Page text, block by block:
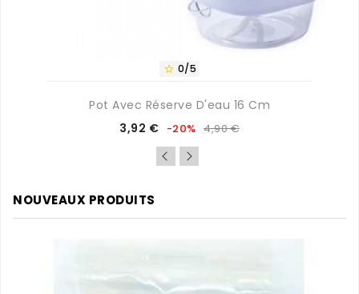
 0/5
Pot Avec Réserve D'eau 16 Cm
Prix
3,92 € Prix
de
base
-20% 4,90 €
NOUVEAUX PRODUITS